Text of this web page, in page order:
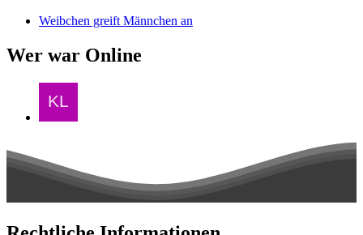
Weibchen greift Männchen an
Wer war Online